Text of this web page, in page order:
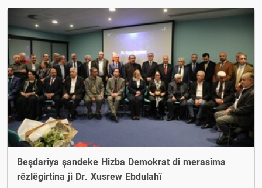
Beşdariya şandeke Hizba Demokrat di merasîma
rêzlêgirtina ji Dr. Xusrew Ebdulahî